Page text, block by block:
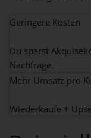
Geringere Kosten
Du sparst
Nachfrage.
Mehr Umsatz pro
Wiederkäufe +